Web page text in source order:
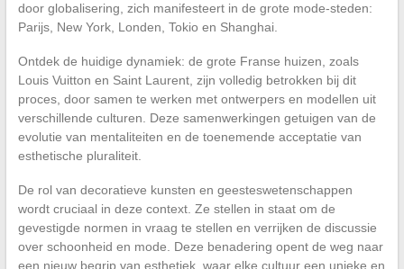
door globalisering, zich manifesteert in de grote mode-steden:
Parijs, New York, Londen, Tokio en Shanghai.
Ontdek de huidige dynamiek: de grote Franse huizen, zoals
Louis Vuitton en Saint Laurent, zijn volledig betrokken bij dit
proces, door samen te werken met ontwerpers en modellen uit
verschillende culturen. Deze samenwerkingen getuigen van de
evolutie van mentaliteiten en de toenemende acceptatie van
esthetische pluraliteit.
De rol van decoratieve kunsten en geesteswetenschappen
wordt cruciaal in deze context. Ze stellen in staat om de
gevestigde normen in vraag te stellen en verrijken de discussie
over schoonheid en mode. Deze benadering opent de weg naar
een nieuw begrip van esthetiek, waar elke cultuur een unieke en